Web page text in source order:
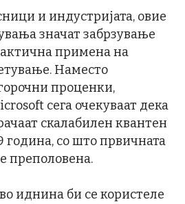
и индустријата, овие
значат забрзување
примена на
Наместо
проценки,
сега очекуваат дека
скалабилен квантен
година, со што првичната
преполовена.
иднина би се користеле